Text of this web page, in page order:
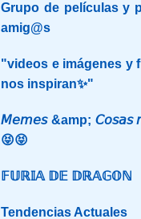
Grupo de películas y
amig@s
"videos e imágenes y
nos inspiran✨"
𝘔𝘦𝘮𝘦𝘴 &amp; 𝘊𝘰𝘴𝘢𝘴
😝😝
𝔽𝕌ℝ𝕀𝔸 𝔻𝔼 𝔻ℝ𝔸𝔾𝕆ℕ
Tendencias Actuales